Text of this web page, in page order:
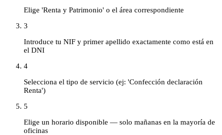
Elige 'Renta y Patrimonio' o el área correspondiente
3
Introduce tu NIF y primer apellido exactamente como está en
el DNI
4
Selecciona el tipo de servicio (ej: 'Confección declaración
Renta')
5
Elige un horario disponible — solo mañanas en la mayoría de
oficinas